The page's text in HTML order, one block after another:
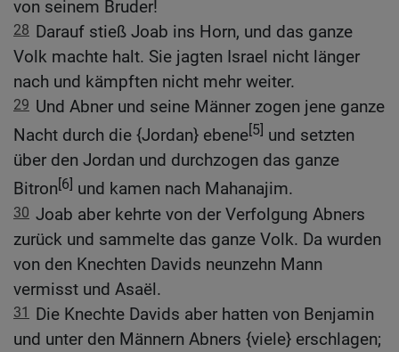
von seinem Bruder!
28 Darauf stieß Joab ins Horn, und das ganze
Volk machte halt. Sie jagten Israel nicht länger
nach und kämpften nicht mehr weiter.
29 Und Abner und seine Männer zogen jene ganze
Nacht durch die {Jordan} ebene[5] und setzten
über den Jordan und durchzogen das ganze
Bitron[6] und kamen nach Mahanajim.
30 Joab aber kehrte von der Verfolgung Abners
zurück und sammelte das ganze Volk. Da wurden
von den Knechten Davids neunzehn Mann
vermisst und Asaël.
31 Die Knechte Davids aber hatten von Benjamin
und unter den Männern Abners {viele} erschlagen;